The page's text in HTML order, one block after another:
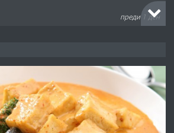
преди 2 дни
преди 2 дни
№4120 Магазин/Офис под наем в кв.